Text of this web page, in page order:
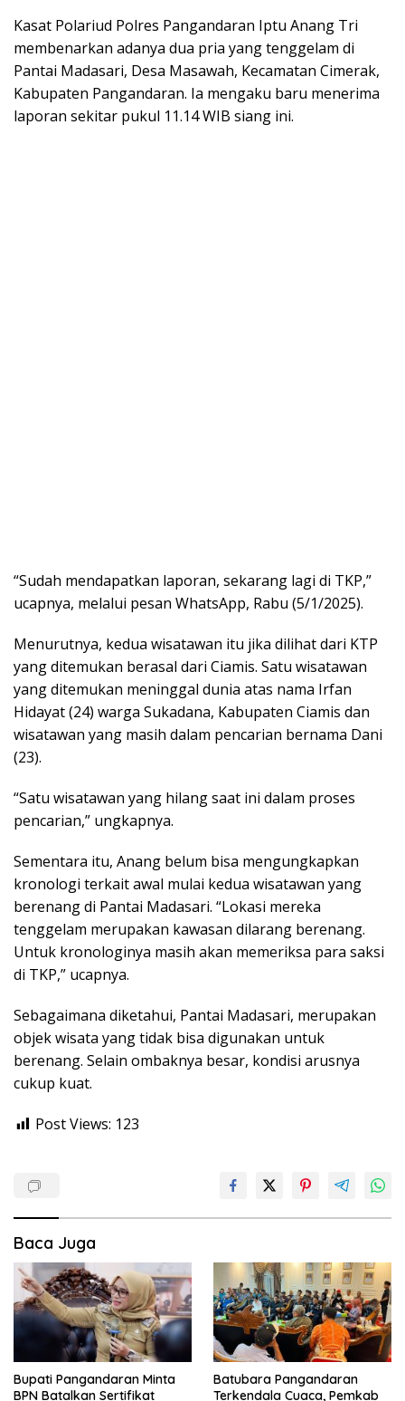
Kasat Polariud Polres Pangandaran Iptu Anang Tri
membenarkan adanya dua pria yang tenggelam di
Pantai Madasari, Desa Masawah, Kecamatan Cimerak,
Kabupaten Pangandaran. Ia mengaku baru menerima
laporan sekitar pukul 11.14 WIB siang ini.
“Sudah mendapatkan laporan, sekarang lagi di TKP,”
ucapnya, melalui pesan WhatsApp, Rabu (5/1/2025).
Menurutnya, kedua wisatawan itu jika dilihat dari KTP
yang ditemukan berasal dari Ciamis. Satu wisatawan
yang ditemukan meninggal dunia atas nama Irfan
Hidayat (24) warga Sukadana, Kabupaten Ciamis dan
wisatawan yang masih dalam pencarian bernama Dani
(23).
“Satu wisatawan yang hilang saat ini dalam proses
pencarian,” ungkapnya.
Sementara itu, Anang belum bisa mengungkapkan
kronologi terkait awal mulai kedua wisatawan yang
berenang di Pantai Madasari. “Lokasi mereka
tenggelam merupakan kawasan dilarang berenang.
Untuk kronologinya masih akan memeriksa para saksi
di TKP,” ucapnya.
Sebagaimana diketahui, Pantai Madasari, merupakan
objek wisata yang tidak bisa digunakan untuk
berenang. Selain ombaknya besar, kondisi arusnya
cukup kuat.
Post Views: 123
Baca Juga
Bupati Pangandaran Minta
BPN Batalkan Sertifikat
Batubara Pangandaran
Terkendala Cuaca, Pemkab